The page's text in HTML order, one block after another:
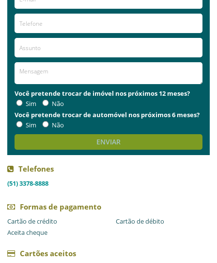
Você pretende trocar de imóvel nos próximos 12 meses?
Sim
Não
Você pretende trocar de automóvel nos próximos 6 meses?
Sim
Não
ENVIAR
Telefones
(51) 3378-8888
Formas de pagamento
Cartão de crédito
Cartão de débito
Aceita cheque
Cartões aceitos